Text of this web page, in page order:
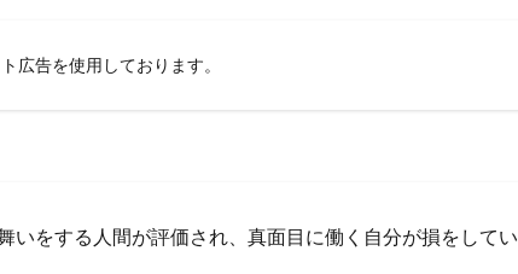
広告を使用しております。
いをする人間が評価され、真面目に働く自分が損をしてい